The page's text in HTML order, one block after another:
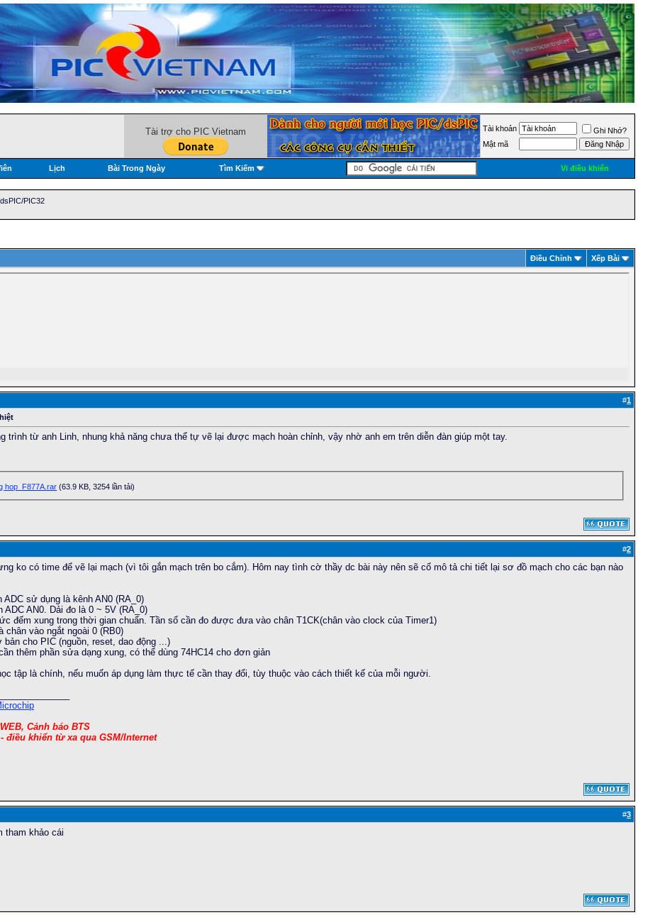
Tài trợ cho PIC Vietnam Tài khoản
Ghi Nhớ?
Mật mã
Lịch Bài Trong Ngày Tìm Kiếm Vi điều khiển
PIC32
Ðiều Chỉnh Xếp Bài
#1
trình từ anh Linh, nhung khả năng chưa thể tự vẽ lại được mạch hoàn chỉnh, vậy nhờ anh em trên diễn đàn giúp một tay.
hop_F877A.rar (63.9 KB, 3254 lần tải)
#2
ko có time để vẽ lại mạch (vì tôi gắn mạch trên bo cắm). Hôm nay tình cờ thầy dc bài này nên sẽ cố mô tả chi tiết lại sơ đồ mạch cho các bạn nào
sử dụng là kênh AN0 (RA_0)
AN0. Dải đo là 0 ~ 5V (RA_0)
đếm xung trong thời gian chuẩn. Tần số cần đo được đưa vào chân T1CK(chân vào clock của Timer1)
chân vào ngắt ngoài 0 (RB0)
cho PIC (nguồn, reset, dao động ...)
thêm phần sửa dạng xung, có thể dùng 74HC14 cho đơn giản
tập là chính, nếu muốn áp dụng làm thực tế cần thay đổi, tùy thuộc vào cách thiết kế của mỗi người.
Cảnh báo BTS
điều khiển từ xa qua GSM/Internet
#3
tham khảo cái